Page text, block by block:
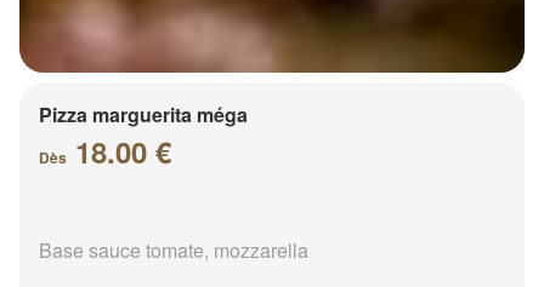
Pizza marguerita méga
Dès 18.00 €
Base sauce tomate, mozzarella